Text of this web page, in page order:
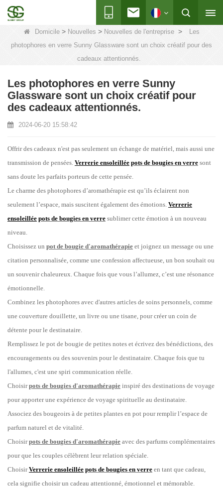
Domicile> Nouvelles > Nouvelles de l'entreprise>
Les
photophores en verre Sunny Glassware sont un choix créatif pour des
cadeaux attentionnés.
Les photophores en verre Sunny
Glassware sont un choix créatif pour
des cadeaux attentionnés.
2024-06-20 15:58:42
Offrir des cadeaux n'est pas seulement un échange de matériel, mais aussi une
transmission de pensées. Verrerie ensoleillée pots de bougies en verre sont
sans doute les parfaits porteurs de cette pensée.
Le charme des photophores d’aromathérapie est qu’ils éclairent non
seulement l’espace, mais suscitent également des émotions. Verrerie
ensoleillée pots de bougies en verre sublimer cette émotion à un nouveau
niveau.
Choisissez un pot de bougie d'aromathérapie et joignez un message ou une
citation personnalisée, comme une confession affectueuse, un bon souhait ou
un souvenir chaleureux. Chaque fois que vous l’allumez, c’est une résonance
émotionnelle.
Combinez les photophores avec d'autres articles de soins personnels, comme
une couverture douillette, un livre ou une tisane, pour créer un coin de
détente pour le destinataire.
Remplissez le pot de bougie de petites notes et écrivez des bénédictions, des
encouragements ou des souvenirs pour le destinataire. Chaque fois que tu
l'allumes, c'est une spiri communication réelle.
Choisirpots de bougies d'aromathérapie inspiré des destinations de voyage
pour apporter une expérience de voyage spirituelle au destinataire.
Associez des bougeoirs à de petites plantes en pot pour remplir l’espace de
parfum naturel et de vitalité.
Choisir pots de bougies d'aromathérapie avec des parfums complémentaires
pour que les couples célèbrent leur relation spéciale.
ChoisirVerrerie ensoleillée pots de bougies en verre en tant que cadeau,
cela signifie choisir un cadeau attentionné, émotionnel et mémorable.